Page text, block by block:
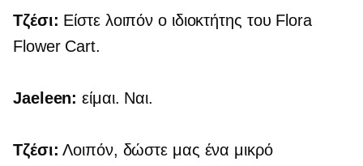
Τζέσι: Είστε λοιπόν ο ιδιοκτήτης του Flora
Flower Cart.
Jaeleen: είμαι. Ναι.
Τζέσι: Λοιπόν, δώστε μας ένα μικρό